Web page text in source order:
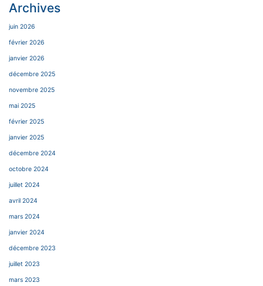
Archives
juin 2026
février 2026
janvier 2026
décembre 2025
novembre 2025
mai 2025
février 2025
janvier 2025
décembre 2024
octobre 2024
juillet 2024
avril 2024
mars 2024
janvier 2024
décembre 2023
juillet 2023
mars 2023